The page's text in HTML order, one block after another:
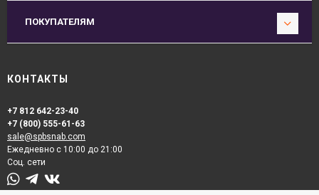
ПОКУПАТЕЛЯМ
КОНТАКТЫ
+7 812 642-23-40
+7 (800) 555-61-63
sale@spbsnab.com
Ежедневно с 10:00 до 21:00
Соц. сети